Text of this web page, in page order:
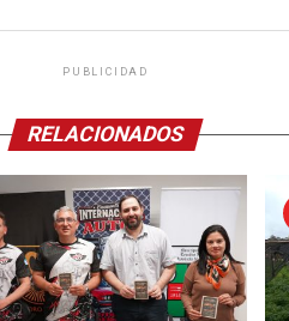
PUBLICIDAD
RELACIONADOS